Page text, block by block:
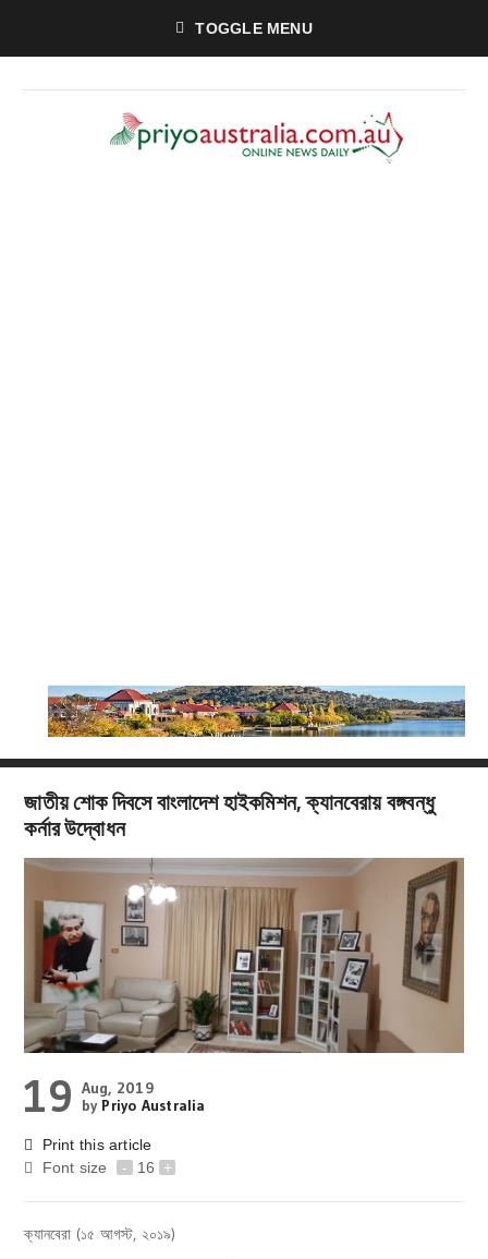
TOGGLE MENU
জাতীয় শোক দিবসে বাংলাদেশ হাইকমিশন, ক্যানবেরায় বঙ্গবন্ধু
কর্নার উদ্বোধন
19 Aug, 2019
by Priyo Australia
Print this article
Font size
- 16 +
ক্যানবেরা (১৫ আগস্ট, ২০১৯)